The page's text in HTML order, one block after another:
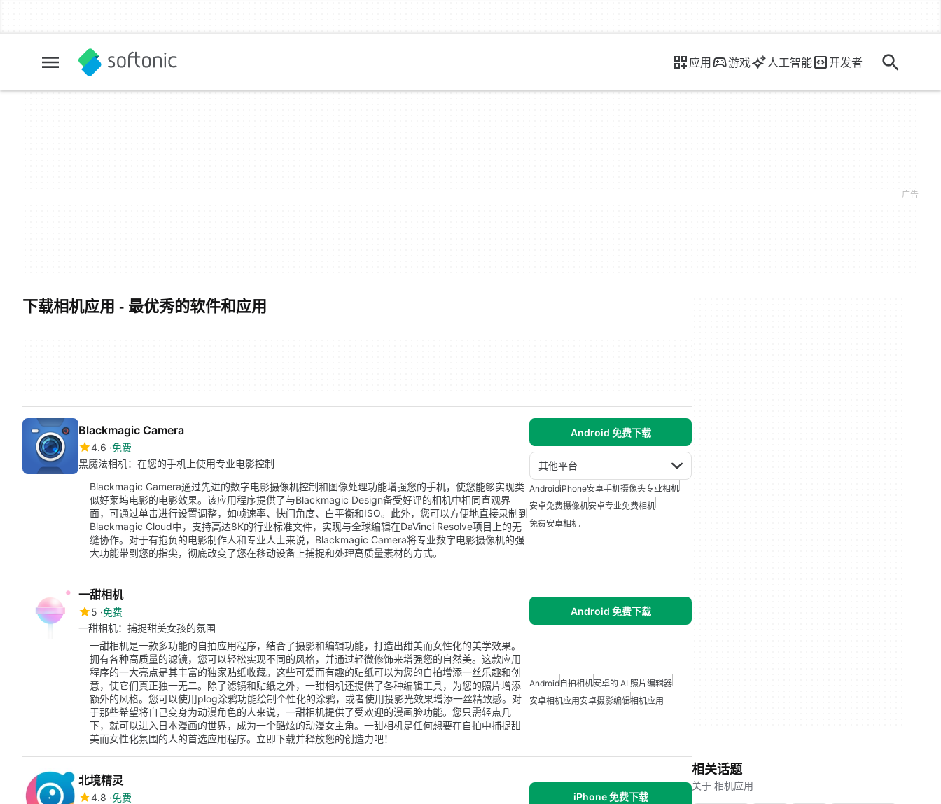
应用 游戏 人工智能 开发者
下载相机应用 - 最优秀的软件和应用
Blackmagic Camera
4.6 免费
黑魔法相机：在您的手机上使用专业电影控制
Android 免费下载
其他平台
Blackmagic Camera通过先进的数字电影摄像机控制和图像处理功能增强您的手机，使您能够实现类
似好莱坞电影的电影效果。该应用程序提供了与Blackmagic Design备受好评的相机中相同直观界
面，可通过单击进行设置调整，如帧速率、快门角度、白平衡和ISO。此外，您可以方便地直接录制到
Blackmagic Cloud中，支持高达8K的行业标准文件，实现与全球编辑在DaVinci Resolve项目上的无
缝协作。对于有抱负的电影制作人和专业人士来说，Blackmagic Camera将专业数字电影摄像机的强
大功能带到您的指尖，彻底改变了您在移动设备上捕捉和处理高质量素材的方式。
AndroidiPhone安卓手机摄像头专业相机
安卓免费摄像机安卓专业免费相机
免费安卓相机
一甜相机
5 免费
一甜相机：捕捉甜美女孩的氛围
Android 免费下载
一甜相机是一款多功能的自拍应用程序，结合了摄影和编辑功能，打造出甜美而女性化的美学效果。
拥有各种高质量的滤镜，您可以轻松实现不同的风格，并通过轻微修饰来增强您的自然美。这款应用
程序的一大亮点是其丰富的独家贴纸收藏。这些可爱而有趣的贴纸可以为您的自拍增添一丝乐趣和创
意，使它们真正独一无二。除了滤镜和贴纸之外，一甜相机还提供了各种编辑工具，为您的照片增添
额外的风格。您可以使用plog涂鸦功能绘制个性化的涂鸦，或者使用投影光效果增添一丝精致感。对
于那些希望将自己变身为动漫角色的人来说，一甜相机提供了受欢迎的漫画脸功能。您只需轻点几
下，就可以进入日本漫画的世界，成为一个酷炫的动漫女主角。一甜相机是任何想要在自拍中捕捉甜
美而女性化氛围的人的首选应用程序。立即下载并释放您的创造力吧！
Android自拍相机安卓的 AI 照片编辑器
安卓相机应用安卓摄影编辑相机应用
北境精灵
4.8 免费
iPhone 免费下载
相关话题
关于 相机应用